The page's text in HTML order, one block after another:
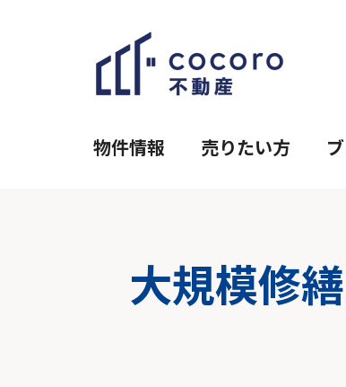
物件情報 売りたい方
大規模修